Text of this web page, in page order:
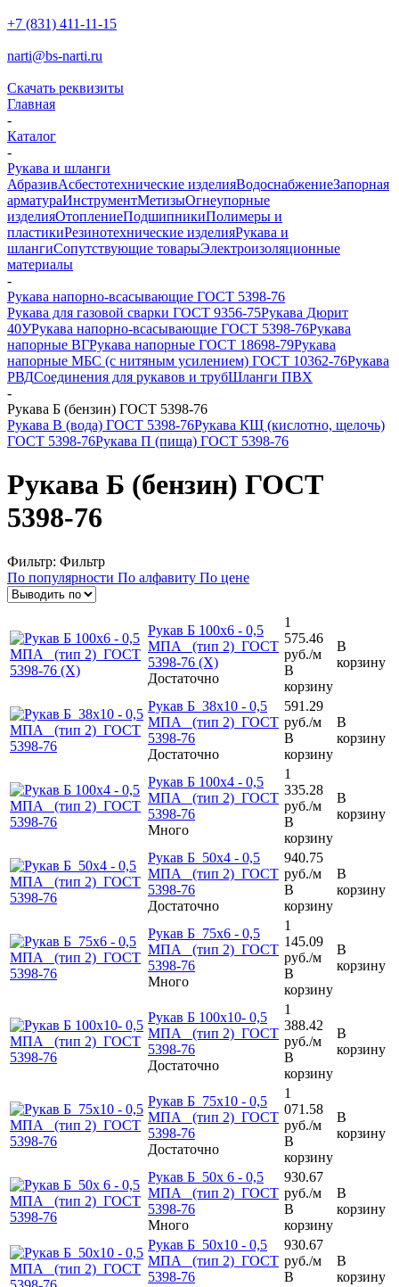
+7 (831) 411-11-15
narti@bs-narti.ru
Скачать реквизиты
Главная
-
Каталог
-
Рукава и шланги
АбразивАсбестотехнические изделияВодоснабжениеЗапорная
арматураИнструментМетизыОгнеупорные
изделияОтоплениеПодшипникиПолимеры и
пластикиРезинотехнические изделияРукава и
шлангиСопутствующие товарыЭлектроизоляционные
материалы
-
Рукава напорно-всасывающие ГОСТ 5398-76
Рукава для газовой сварки ГОСТ 9356-75Рукава Дюрит
40УРукава напорно-всасывающие ГОСТ 5398-76Рукава
напорные ВГРукава напорные ГОСТ 18698-79Рукава
напорные МБС (с нитяным усилением) ГОСТ 10362-76Рукава
РВДСоединения для рукавов и трубШланги ПВХ
-
Рукава Б (бензин) ГОСТ 5398-76
Рукава В (вода) ГОСТ 5398-76Рукава КЩ (кислотно, щелочь)
ГОСТ 5398-76Рукава П (пища) ГОСТ 5398-76
Рукава Б (бензин) ГОСТ
5398-76
Фильтр: Фильтр
По популярности По алфавиту По цене
Рукав Б 100х6 - 0,5
МПА (тип 2) ГОСТ
5398-76 (Х)
Достаточно
1
575.46
руб./м
В
корзину
В
корзину
Рукав Б 38х10 - 0,5
МПА (тип 2) ГОСТ
5398-76
Достаточно
591.29
руб./м
В
корзину
В
корзину
Рукав Б 100х4 - 0,5
МПА (тип 2) ГОСТ
5398-76
Много
1
335.28
руб./м
В
корзину
В
корзину
Рукав Б 50х4 - 0,5
МПА (тип 2) ГОСТ
5398-76
Достаточно
940.75
руб./м
В
корзину
В
корзину
Рукав Б 75х6 - 0,5
МПА (тип 2) ГОСТ
5398-76
Много
1
145.09
руб./м
В
корзину
В
корзину
Рукав Б 100х10- 0,5
МПА (тип 2) ГОСТ
5398-76
Достаточно
1
388.42
руб./м
В
корзину
В
корзину
Рукав Б 75х10 - 0,5
МПА (тип 2) ГОСТ
5398-76
Достаточно
1
071.58
руб./м
В
корзину
В
корзину
Рукав Б 50х 6 - 0,5
МПА (тип 2) ГОСТ
5398-76
Много
930.67
руб./м
В
корзину
В
корзину
Рукав Б 50х10 - 0,5
МПА (тип 2) ГОСТ
5398-76
930.67
руб./м
В
В
корзину